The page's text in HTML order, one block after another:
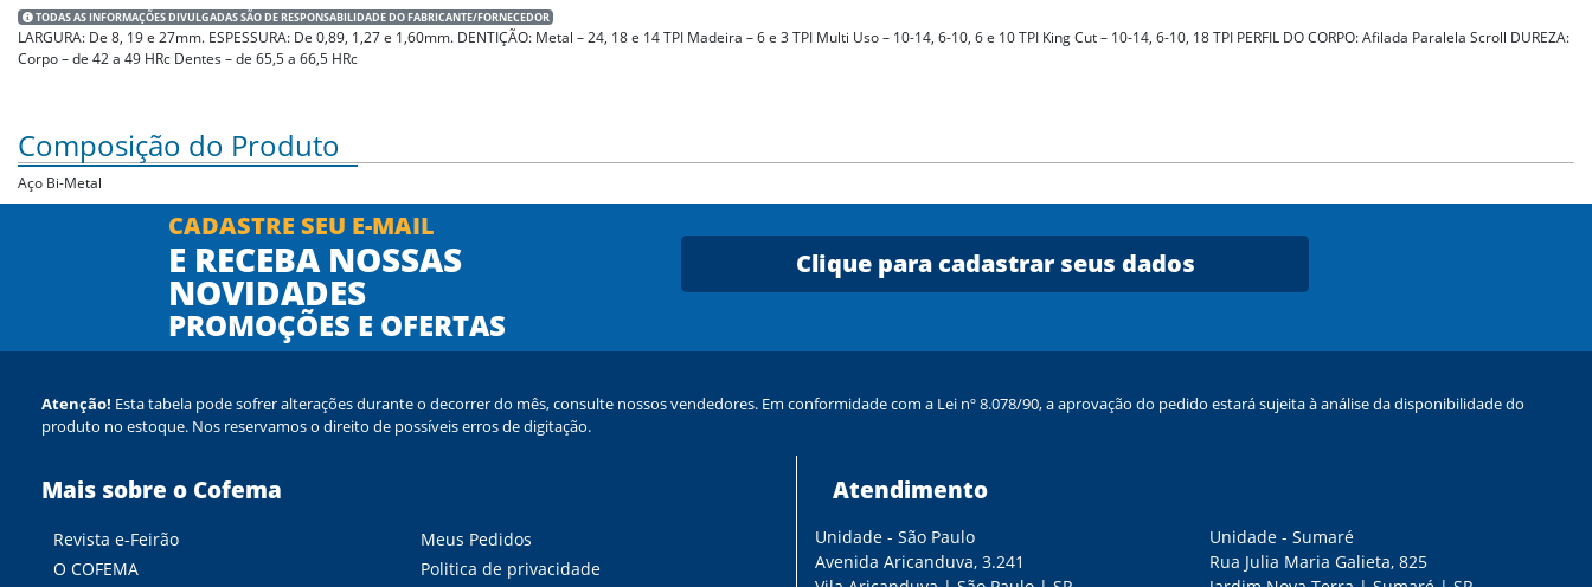
TODAS AS INFORMAÇÕES DIVULGADAS SÃO DE RESPONSABILIDADE DO FABRICANTE/FORNECEDOR
LARGURA: De 8, 19 e 27mm. ESPESSURA: De 0,89, 1,27 e 1,60mm. DENTIÇÃO: Metal – 24, 18 e 14 TPI Madeira – 6 e 3 TPI Multi Uso – 10-14, 6-10, 6 e 10 TPI King Cut – 10-14, 6-10, 18 TPI PERFIL DO CORPO: Afilada Paralela Scroll DUREZA:
Corpo – de 42 a 49 HRc Dentes – de 65,5 a 66,5 HRc
Composição do Produto
Aço Bi-Metal
CADASTRE SEU E-MAIL
E RECEBA NOSSAS
NOVIDADES
PROMOÇÕES E OFERTAS
Clique para cadastrar seus dados
Atenção! Esta tabela pode sofrer alterações durante o decorrer do mês, consulte nossos vendedores. Em conformidade com a Lei nº 8.078/90, a aprovação do pedido estará sujeita à análise da disponibilidade do
produto no estoque. Nos reservamos o direito de possíveis erros de digitação.
Mais sobre o Cofema
Revista e-Feirão
O COFEMA
Meus Pedidos
Politica de privacidade
Atendimento
Unidade - São Paulo
Avenida Aricanduva, 3.241
Unidade - Sumaré
Rua Julia Maria Galieta, 825